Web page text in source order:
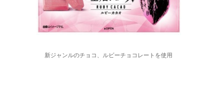
新ジャンルのチョコ、ルビーチョコレートを使用